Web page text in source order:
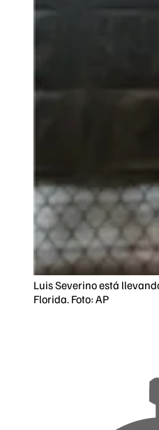
Luis Severino está
Florida. Foto: AP